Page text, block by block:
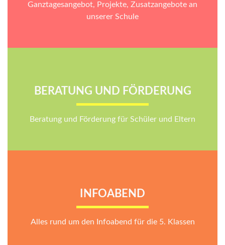
Ganztagesangebot, Projekte, Zusatzangebote an
unserer Schule
BERATUNG UND FÖRDERUNG
Beratung und Förderung für Schüler und Eltern
INFOABEND
Alles rund um den Infoabend für die 5. Klassen